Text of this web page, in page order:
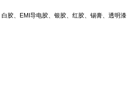
胶、EMI导电胶、银胶、红胶、锡膏、透明漆